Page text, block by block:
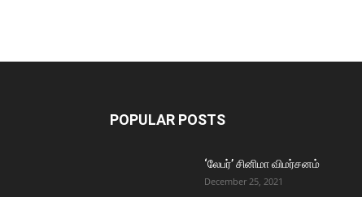
POPULAR POSTS
‘லேபர்’ சினிமா விமர்சனம்
December 25, 2021